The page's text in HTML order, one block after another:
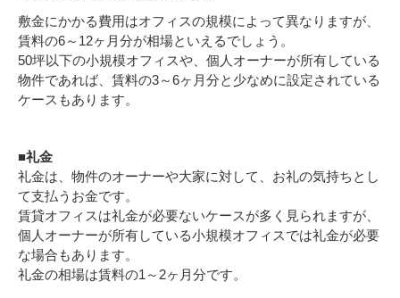
敷金にかかる費用はオフィスの規模によって異なりますが、
賃料の6～12ヶ月分が相場といえるでしょう。
50坪以下の小規模オフィスや、個人オーナーが所有している
物件であれば、賃料の3～6ヶ月分と少なめに設定されている
ケースもあります。
■礼金
礼金は、物件のオーナーや大家に対して、お礼の気持ちとし
て支払うお金です。
賃貸オフィスは礼金が必要ないケースが多く見られますが、
個人オーナーが所有している小規模オフィスでは礼金が必要
な場合もあります。
礼金の相場は賃料の1～2ヶ月分です。